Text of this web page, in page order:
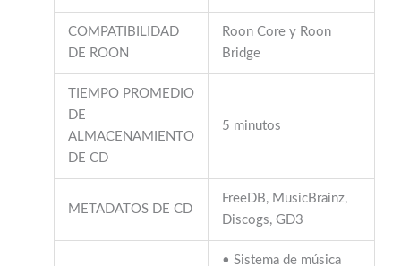
COMPATIBILIDAD
DE ROON
Roon Core y Roon
Bridge
TIEMPO PROMEDIO
DE
ALMACENAMIENTO
DE CD
5 minutos
METADATOS DE CD
FreeDB, MusicBrainz,
Discogs, GD3
• Sistema de música